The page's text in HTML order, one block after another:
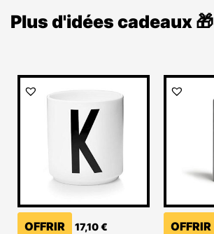
Plus d'idées cadeaux 🎁
OFFRIR 17,10€ OFFRIR